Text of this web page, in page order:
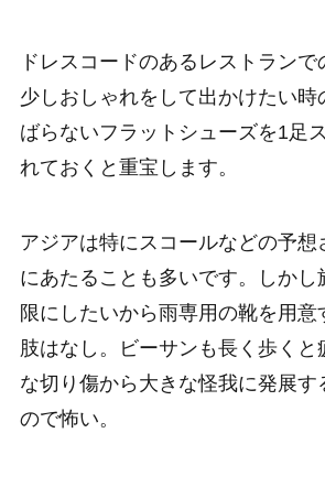
ドレスコードのあるレストランで
少しおしゃれをして出かけたい時
ばらないフラットシューズを1足
れておくと重宝します。
アジアは特にスコールなどの予想
にあたることも多いです。しかし
限にしたいから雨専用の靴を用意
肢はなし。ビーサンも長く歩くと
な切り傷から大きな怪我に発展す
ので怖い。